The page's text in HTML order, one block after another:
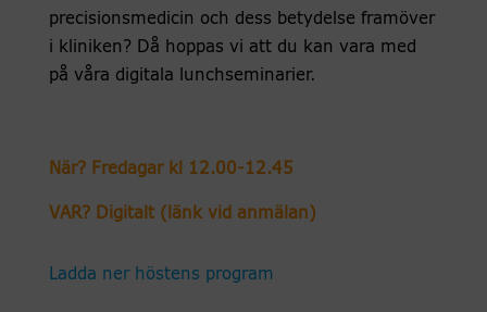
precisionsmedicin och dess betydelse framöver
i kliniken? Då hoppas vi att du kan vara med
på våra digitala lunchseminarier.
När? Fredagar kl 12.00-12.45
VAR? Digitalt (länk vid anmälan)
Ladda ner höstens program